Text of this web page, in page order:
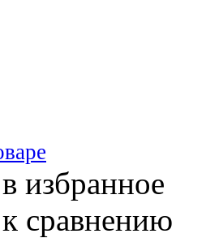
избранное
сравнению